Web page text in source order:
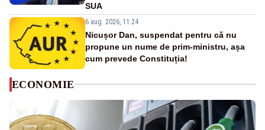
SUA
6 aug. 2026, 11:24
Nicușor Dan, suspendat pentru că nu
propune un nume de prim-ministru, așa
cum prevede Constituția!
ECONOMIE